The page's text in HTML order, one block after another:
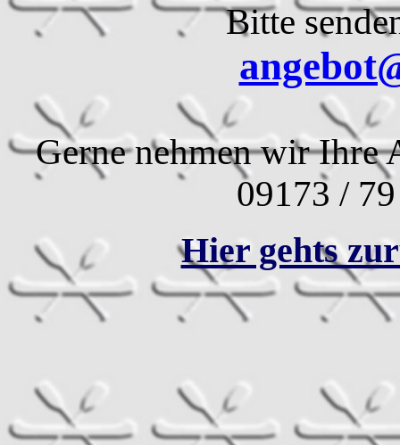
Bitte
Gerne nehmen wir Ihre
09173 /
Hier gehts